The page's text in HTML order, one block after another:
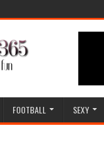
FOOTBALL SEXY